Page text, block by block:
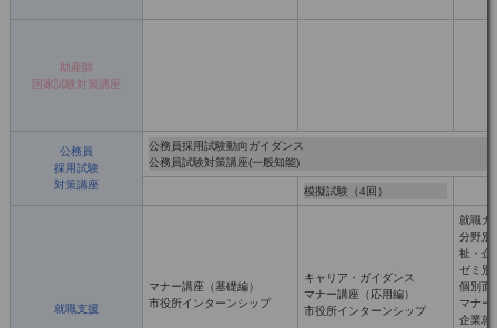
助産師
国家試験対策講座
公務員
採用試験
対策講座
公務員採用試験動向ガイダンス
公務員試験対策講座(一般知能)
模擬試験（4回）
就職支援
マナー講座（基礎編）
市役所インターンシップ
キャリア・ガイダンス
マナー講座（応用編）
市役所インターンシップ
就職ガ
分野別
祉・企
ゼミ別
個別面
マナー
企業就